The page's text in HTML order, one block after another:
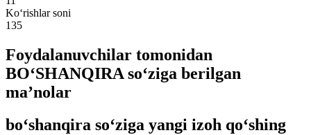
Ko‘rishlar soni
135
Foydalanuvchilar tomonidan
BO‘SHANQIRA so‘ziga berilgan
ma’nolar
bo‘shanqira so‘ziga yangi izoh qo‘shing